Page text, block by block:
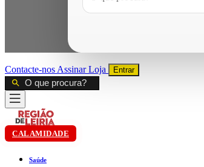
Contacte-nos AssinarLoja Entrar
CALAMIDADE
Saúde